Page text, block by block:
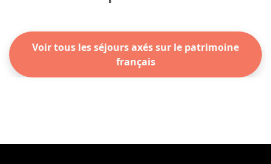
Voir tous les séjours axés sur le patrimoine
français